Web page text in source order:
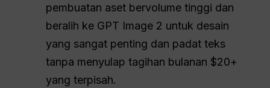
pembuatan aset bervolume tinggi dan
beralih ke GPT Image 2 untuk desain
yang sangat penting dan padat teks
tanpa menyulap tagihan bulanan $20+
yang terpisah.